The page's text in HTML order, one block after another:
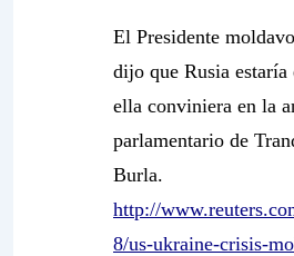
El Presidente
dijo que Rusia estaría
ella conviniera en la
parlamentario de
Burla.
http://
8/us-ukraine-crisis-